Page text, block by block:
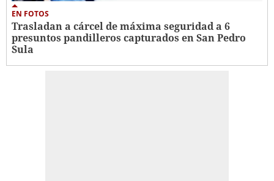
EN FOTOS
Trasladan a cárcel de máxima seguridad a 6
presuntos pandilleros capturados en San Pedro
Sula